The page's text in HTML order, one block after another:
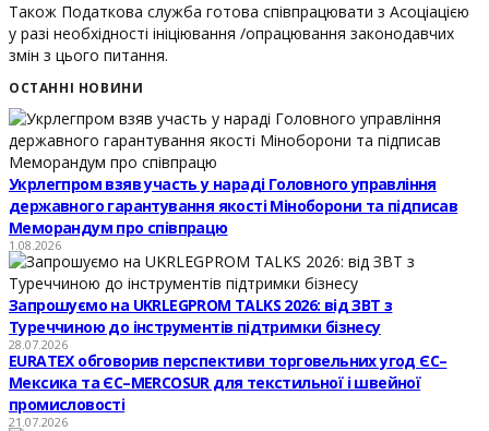
Також Податкова служба готова співпрацювати з Асоціацією
у разі необхідності ініціювання /опрацювання законодавчих
змін з цього питання.
ОСТАННІ НОВИНИ
Укрлегпром взяв участь у нараді Головного управління
державного гарантування якості Міноборони та підписав
Меморандум про співпрацю
1.08.2026
Запрошуємо на UKRLEGPROM TALKS 2026: від ЗВТ з
Туреччиною до інструментів підтримки бізнесу
28.07.2026
EURATEX обговорив перспективи торговельних угод ЄС–
Мексика та ЄС–MERCOSUR для текстильної і швейної
промисловості
21.07.2026